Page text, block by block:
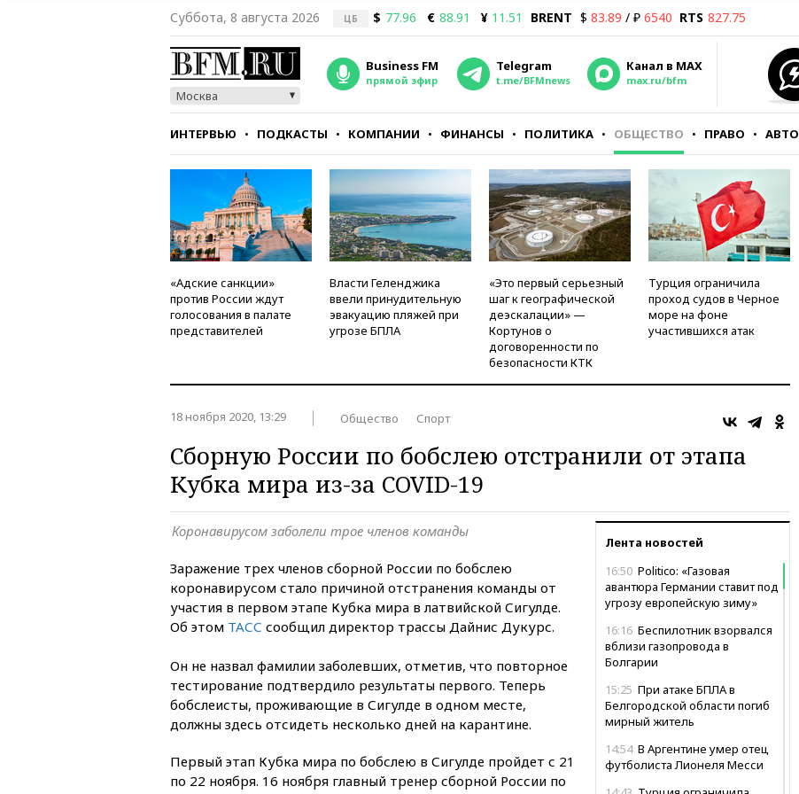
Суббота, 8 августа 2026 ЦБ $ 77.96 € 88.91 ¥ 11.51 BRENT $ 83.89 / ₽ 6540 RTS 827.75
Москва
Business FM
прямой эфир
Telegram
t.me/BFMnews
Канал в MAX
max.ru/bfm
ИНТЕРВЬЮ ПОДКАСТЫ КОМПАНИИ ФИНАНСЫ ПОЛИТИКА ОБЩЕСТВО ПРАВО АВТО
СТИЛЬ ТЕСТЫ
«Адские санкции»
против России ждут
голосования в палате
представителей
Власти Геленджика
ввели принудительную
эвакуацию пляжей при
угрозе БПЛА
«Это первый серьезный
шаг к географической
деэскалации» —
Кортунов о
договоренности по
безопасности КТК
Турция ограничила
проход судов в Черное
море на фоне
участившихся атак
18 ноября 2020, 13:29 Общество Спорт
Сборную России по бобслею отстранили от этапа
Кубка мира из-за COVID-19
Лента новостей
16:50 Politico: «Газовая
авантюра Германии ставит под
угрозу европейскую зиму»
16:16 Беспилотник взорвался
вблизи газопровода в
Болгарии
15:25 При атаке БПЛА в
Белгородской области погиб
мирный житель
14:54 В Аргентине умер отец
футболиста Лионеля Месси
Коронавирусом заболели трое членов команды
Заражение трех членов сборной России по бобслею
коронавирусом стало причиной отстранения команды от
участия в первом этапе Кубка мира в латвийской Сигулде.
Об этом ТАСС сообщил директор трассы Дайнис Дукурс.
Он не назвал фамилии заболевших, отметив, что повторное
тестирование подтвердило результаты первого. Теперь
бобслеисты, проживающие в Сигулде в одном месте,
должны здесь отсидеть несколько дней на карантине.
Первый этап Кубка мира по бобслею в Сигулде пройдет с 21
по 22 ноября. 16 ноября главный тренер сборной России по